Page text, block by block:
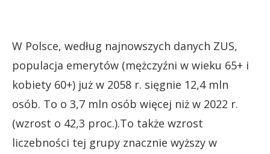
W Polsce, według najnowszych danych ZUS,
populacja emerytów (mężczyźni w wieku 65+ i
kobiety 60+) już w 2058 r. sięgnie 12,4 mln
osób. To o 3,7 mln osób więcej niż w 2022 r.
(wzrost o 42,3 proc.).To także wzrost
liczebności tej grupy znacznie wyższy w